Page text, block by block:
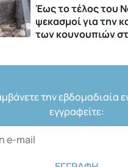
Έως το τέλος του
ψεκασμοί για την
των κουνουπιών
την εβδομαδιαία
εγγραφείτε: